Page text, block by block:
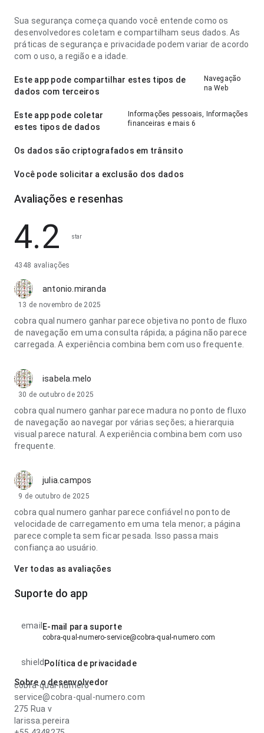
Sua segurança começa quando você entende como os
desenvolvedores coletam e compartilham seus dados. As
práticas de segurança e privacidade podem variar de acordo
com o uso, a região e a idade.
Este app pode compartilhar estes tipos de
dados com terceiros
Navegação
na Web
Este app pode coletar
estes tipos de dados
Informações pessoais, Informações
financeiras e mais 6
Os dados são criptografados em trânsito
Você pode solicitar a exclusão dos dados
Avaliações e resenhas
4.2 star
4348 avaliações
antonio.miranda
13 de novembro de 2025
cobra qual numero ganhar parece objetiva no ponto de fluxo
de navegação em uma consulta rápida; a página não parece
carregada. A experiência combina bem com uso frequente.
isabela.melo
30 de outubro de 2025
cobra qual numero ganhar parece madura no ponto de fluxo
de navegação ao navegar por várias seções; a hierarquia
visual parece natural. A experiência combina bem com uso
frequente.
julia.campos
9 de outubro de 2025
cobra qual numero ganhar parece confiável no ponto de
velocidade de carregamento em uma tela menor; a página
parece completa sem ficar pesada. Isso passa mais
confiança ao usuário.
Ver todas as avaliações
Suporte do app
email E-mail para suporte
cobra-qual-numero-service@cobra-qual-numero.com
shield Política de privacidade
Sobre o desenvolvedor
cobra-qual-numero
service@cobra-qual-numero.com
275 Rua v
larissa.pereira